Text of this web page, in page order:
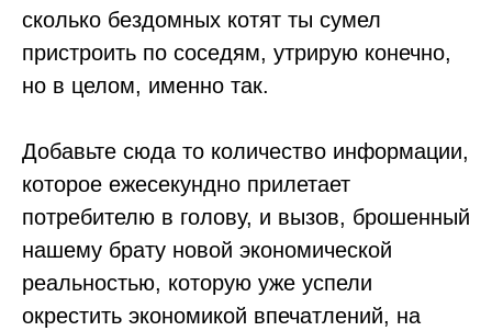
сколько бездомных котят ты сумел
пристроить по соседям, утрирую конечно,
но в целом, именно так.
Добавьте сюда то количество информации,
которое ежесекундно прилетает
потребителю в голову, и вызов, брошенный
нашему брату новой экономической
реальностью, которую уже успели
окрестить экономикой впечатлений, на